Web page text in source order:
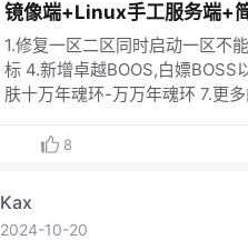
镜像端+Linux手工服务端+
1.修复一区二区同时启动一区不
标 4.新增卓越BOOS,白嫖BOSS
肤十万年魂环-万万年魂环 7.更
8
Kax
2024-10-20